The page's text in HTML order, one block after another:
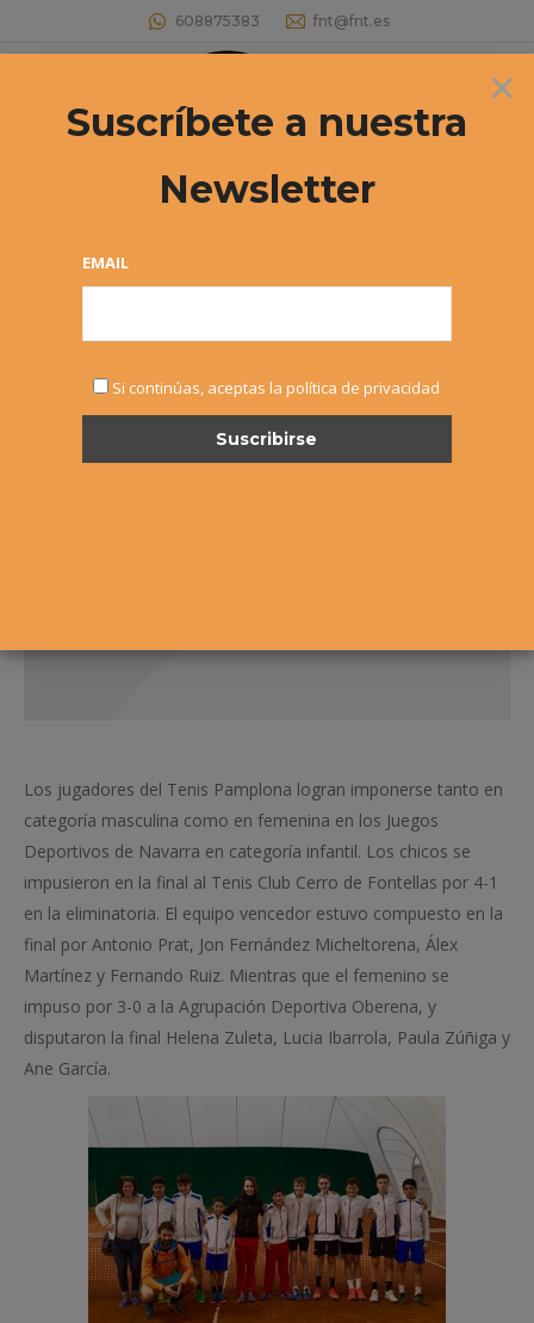
608875383 fnt@fnt.es
Buscar:
Juegos Deportivos de Navarra Infantil
Los jugadores del Tenis Pamplona logran imponerse tanto en
categoría masculina como en femenina en los Juegos
Deportivos de Navarra en categoría infantil. Los chicos se
impusieron en la final al Tenis Club Cerro de Fontellas por 4-1
en la eliminatoria. El equipo vencedor estuvo compuesto en la
final por Antonio Prat, Jon Fernández Micheltorena, Álex
Martínez y Fernando Ruiz. Mientras que el femenino se
impuso por 3-0 a la Agrupación Deportiva Oberena, y
disputaron la final Helena Zuleta, Lucia Ibarrola, Paula Zúñiga y
Ane García.
×
Suscríbete a nuestra
Newsletter
EMAIL
Si continúas, aceptas la política de privacidad